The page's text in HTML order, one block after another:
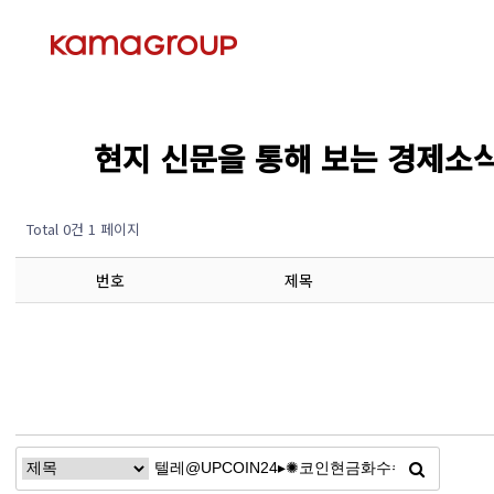
현지 신문을 통해 보는 경제
Total 0건 1 페이지
번호 제목